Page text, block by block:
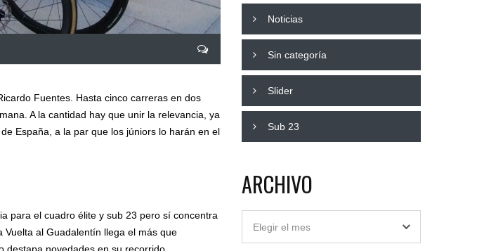
Fuentes. Hasta cinco carreras en dos
A la cantidad hay que unir la relevancia, ya
España, a la par que los júniors lo harán en el
para el cuadro élite y sub 23 pero sí concentra
al Guadalentín llega el más que
Noticias
Sin categoría
Slider
Sub 23
ARCHIVO
Elegir el mes